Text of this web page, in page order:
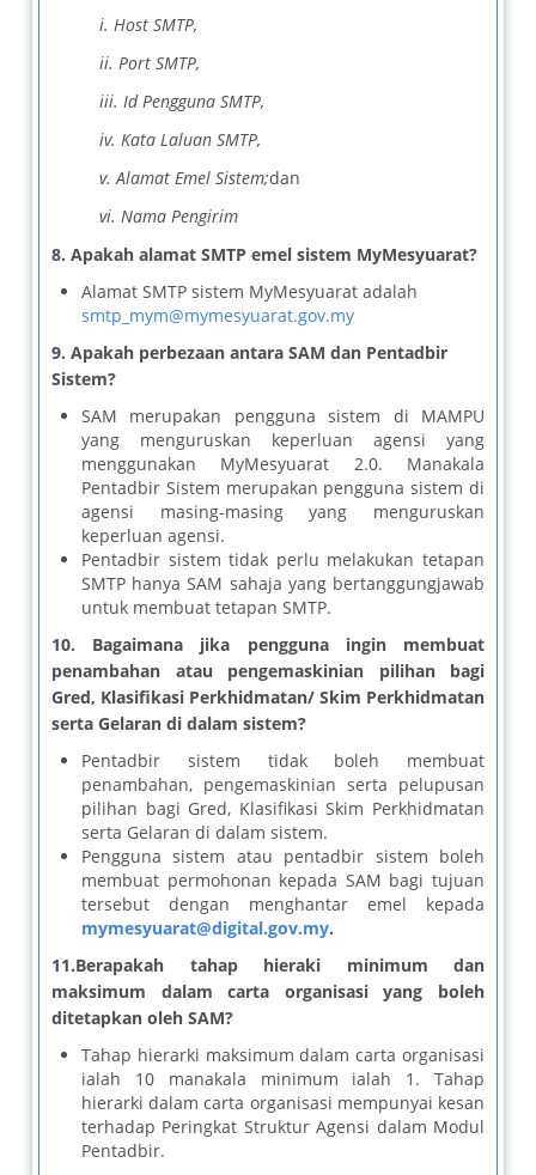
i. Host SMTP,
ii. Port SMTP,
iii. Id Pengguna SMTP,
iv. Kata Laluan SMTP,
v. Alamat Emel Sistem;dan
vi. Nama Pengirim
8. Apakah alamat SMTP emel sistem MyMesyuarat?
Alamat SMTP sistem MyMesyuarat adalah
smtp_mym@mymesyuarat.gov.my
9. Apakah perbezaan antara SAM dan Pentadbir
Sistem?
SAM merupakan pengguna sistem di MAMPU
yang menguruskan keperluan agensi yang
menggunakan MyMesyuarat 2.0. Manakala
Pentadbir Sistem merupakan pengguna sistem di
agensi masing-masing yang menguruskan
keperluan agensi.
Pentadbir sistem tidak perlu melakukan tetapan
SMTP hanya SAM sahaja yang bertanggungjawab
untuk membuat tetapan SMTP.
10.
Bagaimana jika pengguna ingin membuat
penambahan atau pengemaskinian pilihan bagi
Gred, Klasifikasi Perkhidmatan/ Skim Perkhidmatan
serta Gelaran di dalam sistem?
Pentadbir sistem tidak boleh membuat
penambahan, pengemaskinian serta pelupusan
pilihan bagi Gred, Klasifikasi Skim Perkhidmatan
serta Gelaran di dalam sistem.
Pengguna sistem atau pentadbir sistem boleh
membuat permohonan kepada SAM bagi tujuan
tersebut dengan menghantar emel kepada
mymesyuarat@digital.gov.my.
11.Berapakah tahap hieraki minimum dan
maksimum dalam carta organisasi yang boleh
ditetapkan oleh SAM?
Tahap hierarki maksimum dalam carta organisasi
ialah 10 manakala minimum ialah 1. Tahap
hierarki dalam carta organisasi mempunyai kesan
terhadap Peringkat Struktur Agensi dalam Modul
Pentadbir.